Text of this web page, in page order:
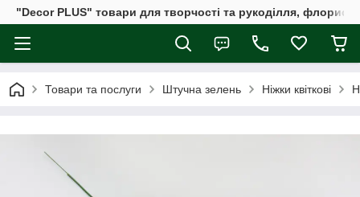
"Decor PLUS" товари для творчості та рукоділля,
Товари та послуги Штучна зелень Ніжки квіткові